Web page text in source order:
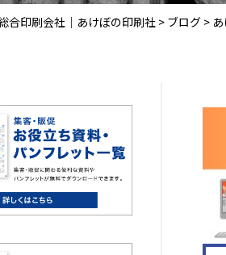
合印刷会社｜あけぼの印刷社 > ブログ >